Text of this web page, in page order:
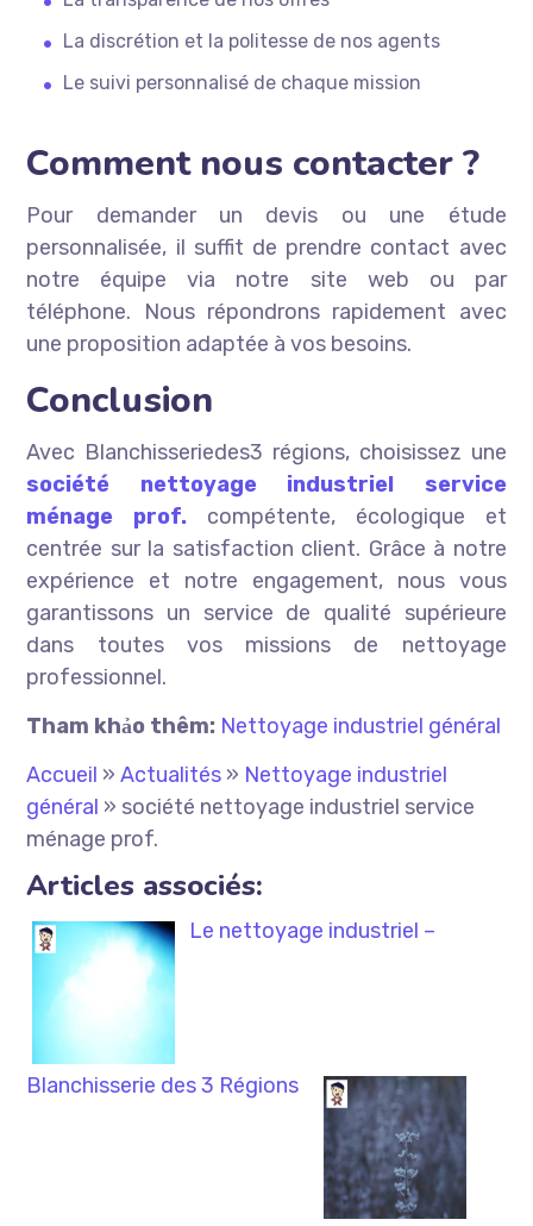
La discrétion et la politesse de nos agents
Le suivi personnalisé de chaque mission
Comment nous contacter ?
Pour demander un devis ou une étude
personnalisée, il suffit de prendre contact avec
notre équipe via notre site web ou par
téléphone. Nous répondrons rapidement avec
une proposition adaptée à vos besoins.
Conclusion
Avec Blanchisseriedes3 régions, choisissez une
société nettoyage industriel service
ménage prof. compétente, écologique et
centrée sur la satisfaction client. Grâce à notre
expérience et notre engagement, nous vous
garantissons un service de qualité supérieure
dans toutes vos missions de nettoyage
professionnel.
Tham khảo thêm: Nettoyage industriel général
Accueil »Actualités » Nettoyage industriel
général » société nettoyage industriel service
ménage prof.
Articles associés:
Le nettoyage industriel –
Blanchisserie des 3 Régions